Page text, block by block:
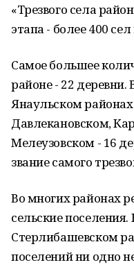
«Трезвого села
этапа - более 400
Самое большее
районе - 22 деревни.
Янаульском районах
Давлекановском,
Мелеузовском - 16
звание самого
Во многих районах
сельские
Стерлибашевском
поселений ни одно